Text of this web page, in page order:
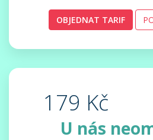
OBJEDNAT TARIF
179 Kč
U nás